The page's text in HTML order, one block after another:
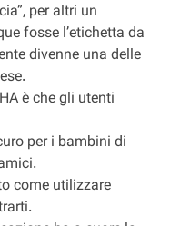
per altri un
fosse l’etichetta da
divenne una delle
è che gli utenti
per i bambini di
come utilizzare